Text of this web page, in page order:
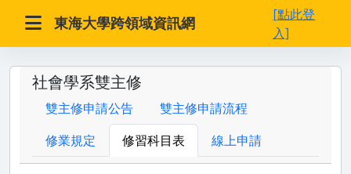
東海大學跨領域資訊網
[點此登
入]
社會學系雙主修
雙主修申請公告 雙主修申請流程
修業規定 修習科目表 線上申請